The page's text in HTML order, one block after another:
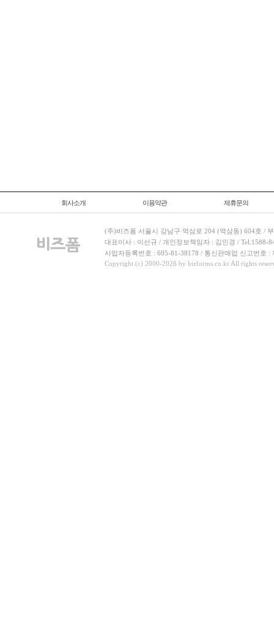
회사소개 이용약관 제휴문의
(주)비즈폼 서울시 강남구 역삼로 204 (역삼동) 604호 /
대표이사 : 이선규 / 개인정보책임자 : 김민경 / Tel.1588-
사업자등록번호 : 605-81-38178 / 통신판매업 신고번호 :
Copyright (c) 2000-2026 by bizforms.co.kr All rights